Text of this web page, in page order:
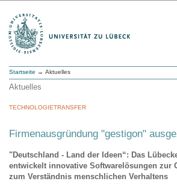
Startseite → Aktuelles
Aktuelles
TECHNOLOGIETRANSFER
Firmenausgründung "gestigon"
"Deutschland - Land der Ideen“: Das
entwickelt innovative Softwarelösungen zur
zum Verständnis menschlichen Verhaltens